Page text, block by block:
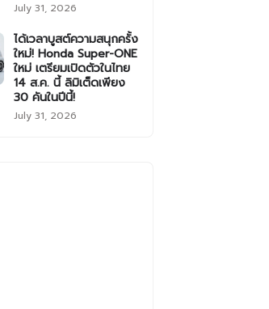
July 31, 2026
ได้เวลาบูสต์ความสนุกครั้ง
ใหม่! Honda Super-ONE
ใหม่ เตรียมเปิดตัวในไทย
14 ส.ค. นี้ ลิมิเต็ดเพียง
30 คันในปีนี้!
July 31, 2026